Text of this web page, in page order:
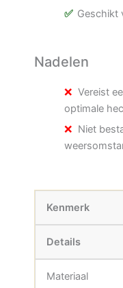
Geschikt
Nadelen
Vereist
optimale
Niet
Kenmerk
Details
Materiaal